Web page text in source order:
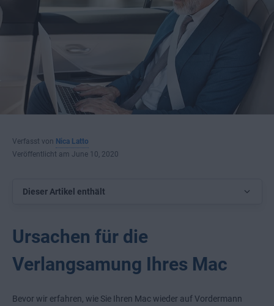
Verfasst von Nica Latto
Veröffentlicht am June 10, 2020
Dieser Artikel enthält
Ursachen für die
Verlangsamung Ihres Mac
Bevor wir erfahren, wie Sie Ihren Mac wieder auf Vordermann